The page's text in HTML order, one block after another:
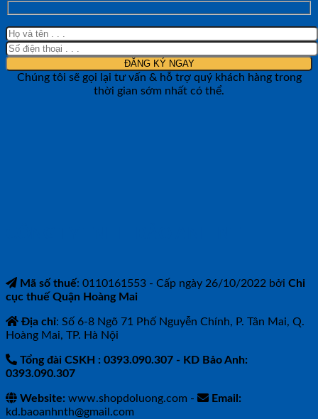
Chúng tôi sẽ gọi lại tư vấn & hỗ trợ quý khách hàng trong
thời gian sớm nhất có thể.
Mã số thuế: 0110161553 - Cấp ngày 26/10/2022 bởi Chi
cục thuế Quận Hoàng Mai
Địa chỉ: Số 6-8 Ngõ 71 Phố Nguyễn Chính, P. Tân Mai, Q.
Hoàng Mai, TP. Hà Nội
Tổng đài CSKH : 0393.090.307 - KD Bảo Anh:
0393.090.307
Website: www.shopdoluong.com -
Email:
kd.baoanhnth@gmail.com